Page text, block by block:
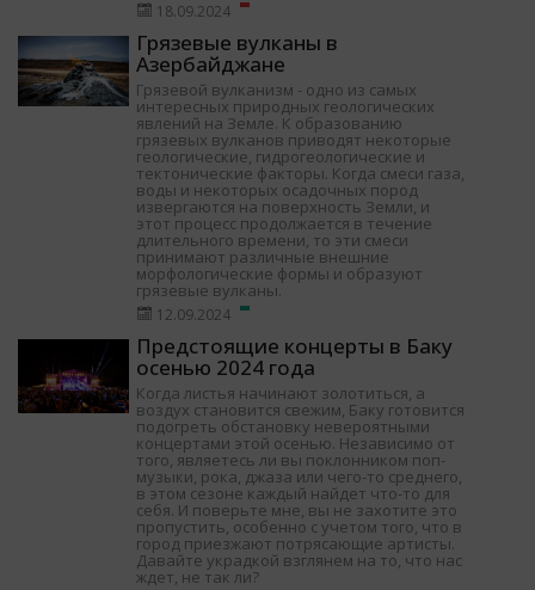
18.09.2024
Грязевые вулканы в
Азербайджане
Грязевой вулканизм - одно из самых
интересных природных геологических
явлений на Земле. К образованию
грязевых вулканов приводят некоторые
геологические, гидрогеологические и
тектонические факторы. Когда смеси газа,
воды и некоторых осадочных пород
извергаются на поверхность Земли, и
этот процесс продолжается в течение
длительного времени, то эти смеси
принимают различные внешние
морфологические формы и образуют
грязевые вулканы.
12.09.2024
Предстоящие концерты в Баку
осенью 2024 года
Когда листья начинают золотиться, а
воздух становится свежим, Баку готовится
подогреть обстановку невероятными
концертами этой осенью. Независимо от
того, являетесь ли вы поклонником поп-
музыки, рока, джаза или чего-то среднего,
в этом сезоне каждый найдет что-то для
себя. И поверьте мне, вы не захотите это
пропустить, особенно с учетом того, что в
город приезжают потрясающие артисты.
Давайте украдкой взглянем на то, что нас
ждет, не так ли?